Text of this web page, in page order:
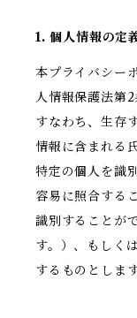
1. 個人情報の定
本プライバシー
人情報保護法第2
すなわち、生存
情報に含まれる
特定の個人を識
容易に照合する
識別することが
す。）、もしく
するものとします